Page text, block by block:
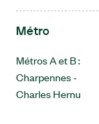
Métro
Métros A et B :
Charpennes -
Charles Hernu